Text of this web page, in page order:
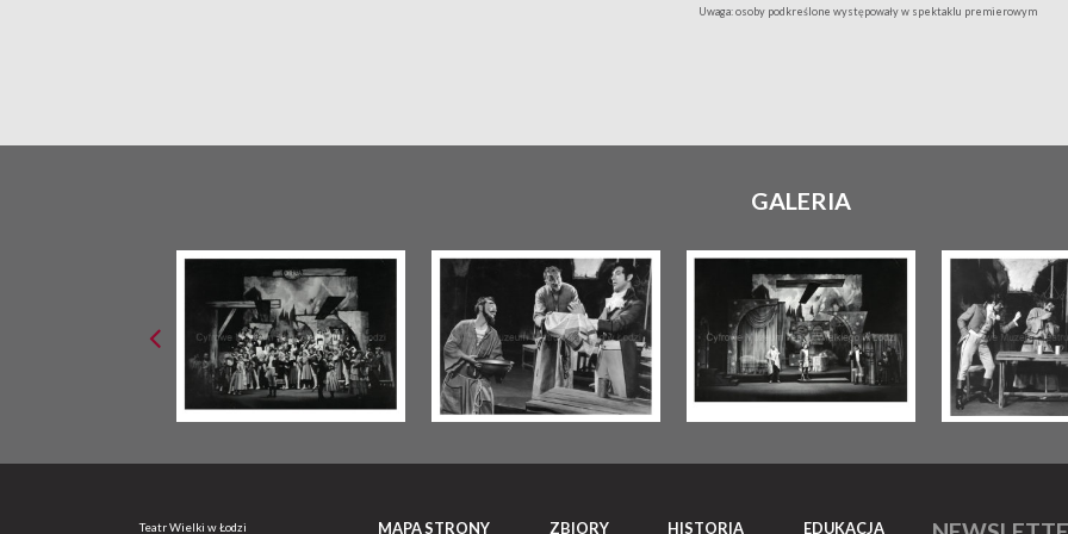
Uwaga: osoby podkreślone występowały w spektaklu premierowym
GALERIA
Teatr Wielki w Łodzi MAPA STRONY ZBIORY HISTORIA EDUKACJA